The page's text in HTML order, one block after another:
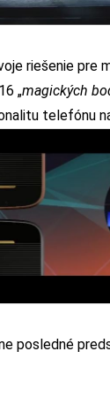
riešenie pre
„magických
telefónu
posledné